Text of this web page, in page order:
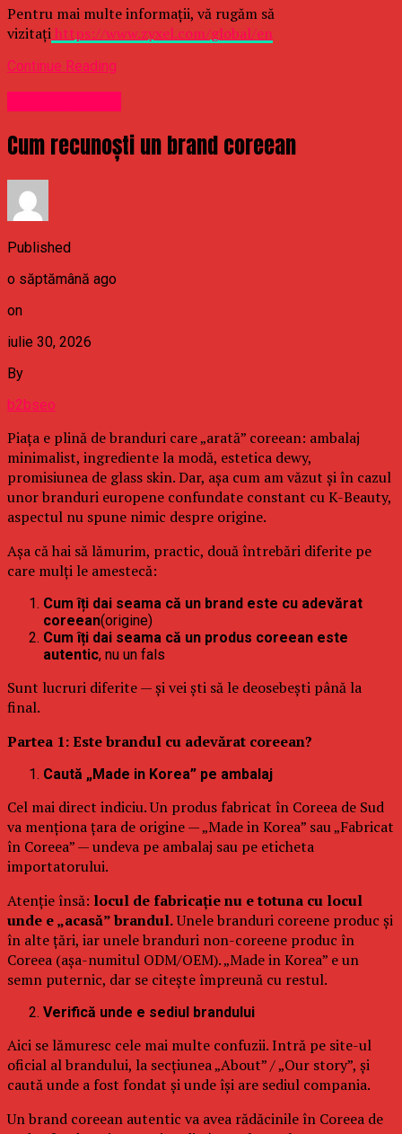
Pentru mai multe informații, vă rugăm să
vizitațihttps://www.zyxel.com/global/en
Continue Reading
Cum recunoști un brand coreean
Published
o săptămână ago
on
iulie 30, 2026
By
b2bseo
Piața e plină de branduri care „arată” coreean: ambalaj
minimalist, ingrediente la modă, estetica dewy,
promisiunea de glass skin. Dar, așa cum am văzut și în cazul
unor branduri europene confundate constant cu K-Beauty,
aspectul nu spune nimic despre origine.
Așa că hai să lămurim, practic, două întrebări diferite pe
care mulți le amestecă:
Cum îți dai seama că un brand este cu adevărat
coreean(origine)
Cum îți dai seama că un produs coreean este
autentic, nu un fals
Sunt lucruri diferite — și vei ști să le deosebești până la
final.
Partea 1: Este brandul cu adevărat coreean?
Caută „Made in Korea” pe ambalaj
Cel mai direct indiciu. Un produs fabricat în Coreea de Sud
va menționa țara de origine — „Made in Korea” sau „Fabricat
în Coreea” — undeva pe ambalaj sau pe eticheta
importatorului.
Atenție însă: locul de fabricație nu e totuna cu locul
unde e „acasă” brandul.Unele branduri coreene produc și
în alte țări, iar unele branduri non-coreene produc în
Coreea (așa-numitul ODM/OEM). „Made in Korea” e un
semn puternic, dar se citește împreună cu restul.
Verifică unde e sediul brandului
Aici se lămuresc cele mai multe confuzii. Intră pe site-ul
oficial al brandului, la secțiunea „About” / „Our story”, și
caută unde a fost fondat și unde își are sediul compania.
Un brand coreean autentic va avea rădăcinile în Coreea de